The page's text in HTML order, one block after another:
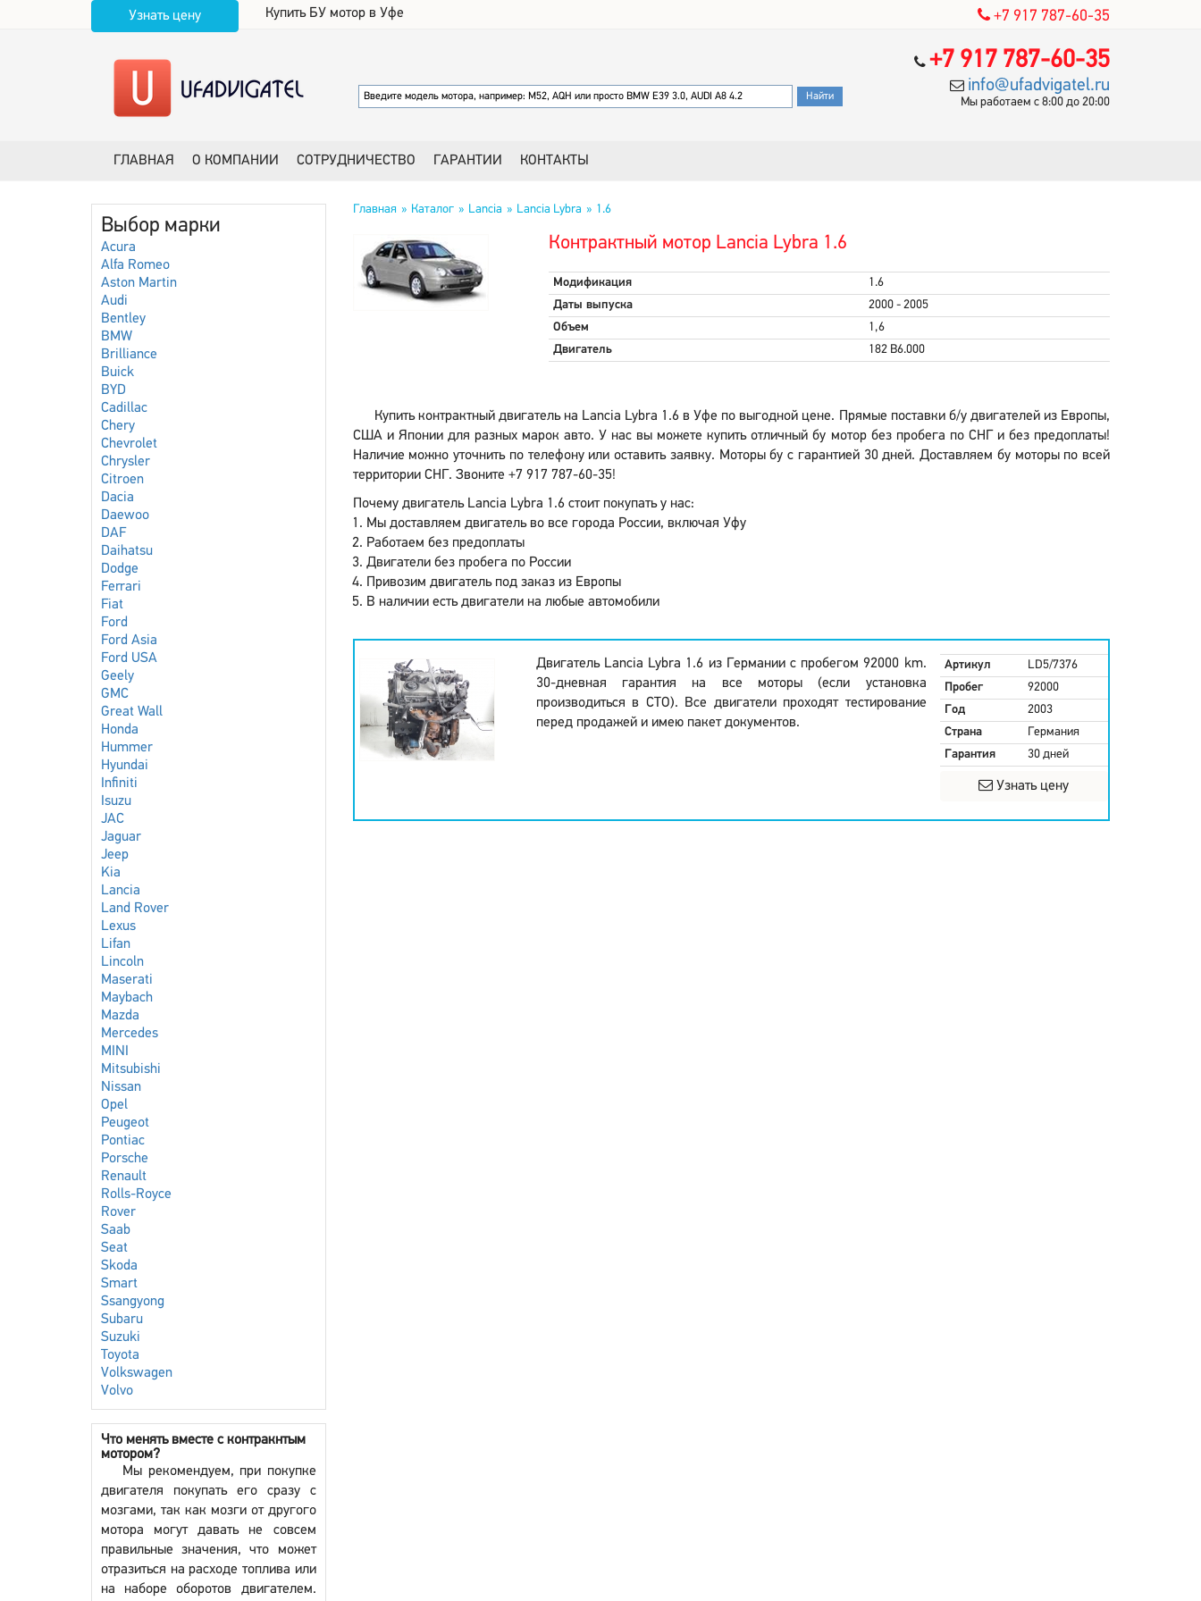
Узнать цену Купить БУ мотор в Уфе +7 917 787-60-35
+7 917 787-60-35
info@ufadvigatel.ru
Мы работаем с 8:00 до 20:00
ГЛАВНАЯ О КОМПАНИИ СОТРУДНИЧЕСТВО ГАРАНТИИ КОНТАКТЫ
Выбор марки
Acura
Alfa Romeo
Aston Martin
Audi
Bentley
BMW
Brilliance
Buick
BYD
Cadillac
Chery
Chevrolet
Chrysler
Citroen
Dacia
Daewoo
DAF
Daihatsu
Dodge
Ferrari
Fiat
Ford
Ford Asia
Ford USA
Geely
GMC
Great Wall
Honda
Hummer
Hyundai
Infiniti
Isuzu
JAC
Jaguar
Jeep
Kia
Lancia
Land Rover
Lexus
Lifan
Lincoln
Maserati
Maybach
Mazda
Mercedes
MINI
Mitsubishi
Nissan
Opel
Peugeot
Pontiac
Porsche
Renault
Rolls-Royce
Rover
Saab
Seat
Skoda
Smart
Ssangyong
Subaru
Suzuki
Toyota
Volkswagen
Volvo
Что менять вместе с контракнтым
мотором?
Мы рекомендуем, при покупке
двигателя покупать его сразу с
мозгами, так как мозги от другого
мотора могут давать не совсем
правильные значения, что может
отразиться на расходе топлива или
на наборе оборотов двигателем.
Главная Каталог Lancia Lancia Lybra 1.6
Контрактный мотор Lancia Lybra 1.6
Модификация
1.6
Даты выпуска
2000 - 2005
Объем
1,6
Двигатель
182 B6.000
Купить контрактный двигатель на Lancia Lybra 1.6 в Уфе по выгодной цене. Прямые поставки б/у двигателей из Европы,
США и Японии для разных марок авто. У нас вы можете купить отличный бу мотор без пробега по СНГ и без предоплаты!
Наличие можно уточнить по телефону или оставить заявку. Моторы бу с гарантией 30 дней. Доставляем бу моторы по всей
территории СНГ. Звоните +7 917 787-60-35!
Почему двигатель Lancia Lybra 1.6 стоит покупать у нас:
Мы доставляем двигатель во все города России, включая Уфу
Работаем без предоплаты
Двигатели без пробега по России
Привозим двигатель под заказ из Европы
В наличии есть двигатели на любые автомобили
Двигатель Lancia Lybra 1.6 из Германии с пробегом 92000 km.
30-дневная гарантия на все моторы (если установка
производиться в СТО). Все двигатели проходят тестирование
перед продажей и имею пакет документов.
Артикул
LD5/7376
Пробег
92000
Год
2003
Страна
Германия
Гарантия
30 дней
Узнать цену